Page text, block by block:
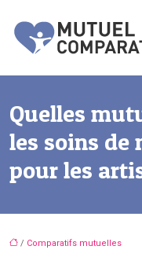
Quelles
les soins de
pour les
/ Comparatifs mutuelles